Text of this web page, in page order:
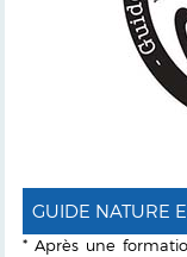
GUIDE NATURE
* Après une